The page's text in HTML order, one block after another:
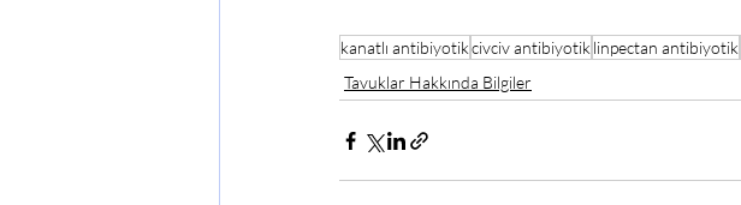
kanatlı antibiyotikcivciv antibiyotik linpectan antibiyotik
Tavuklar Hakkında Bilgiler